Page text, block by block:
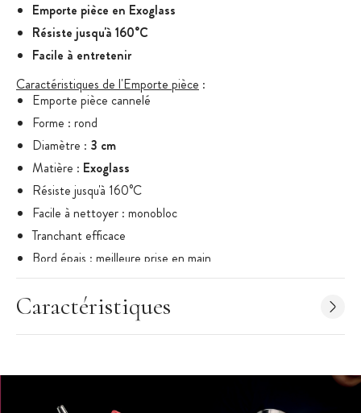
Emporte pièce en Exoglass
Résiste jusqu'à 160°C
Facile à entretenir
Caractéristiques de l'Emporte pièce :
Emporte pièce cannelé
Forme : rond
Diamètre : 3 cm
Matière : Exoglass
Résiste jusqu'à 160°C
Facile à nettoyer : monobloc
Tranchant efficace
Bord épais : meilleure prise en main
Emporte pièce imputrescible, indéformable et stérilisable
Marque :Matfer
Caractéristiques